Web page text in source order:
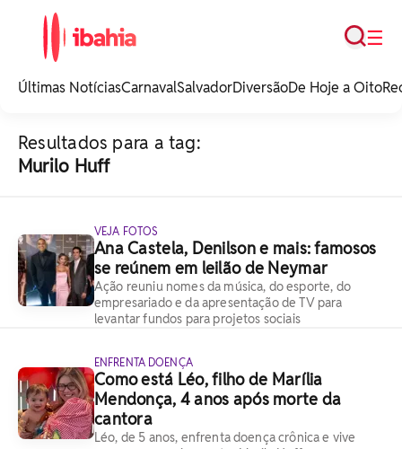
noticias e
☰
Busca
Últimas NotíciasCarnavalSalvadorDiversãoDe Hoje a Oito
Resultados para a tag:
Murilo Huff
VEJA FOTOS
Ana Castela, Denilson e mais: famosos
se reúnem em leilão de Neymar
Ação reuniu nomes da música, do esporte, do
empresariado e da apresentação de TV para
levantar fundos para projetos sociais
ENFRENTA DOENÇA
Como está Léo, filho de Marília
Mendonça, 4 anos após morte da
cantora
Léo, de 5 anos, enfrenta doença crônica e vive